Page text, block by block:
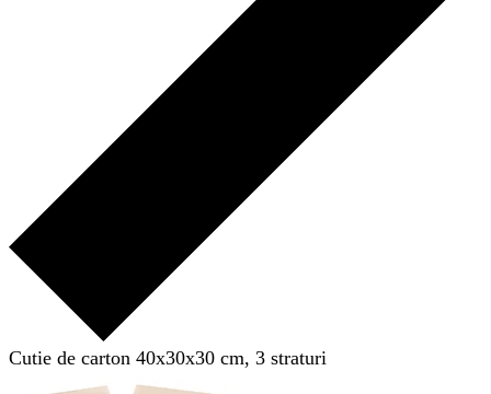
Cutie de carton 40x30x30 cm, 3 straturi